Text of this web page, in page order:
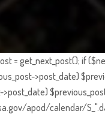
= get_next_post(); if
>post_date)
apod/calendar/